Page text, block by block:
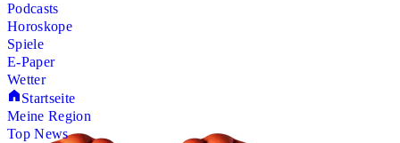
Podcasts
Horoskope
Spiele
E-Paper
Wetter
Startseite
Meine Region
Top News